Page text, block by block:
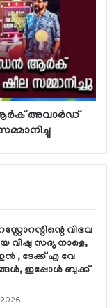
ആര്‍ക് അവാര്‍ഡ്
വിഭവ
വിഷു സദ്യ നാളെ,
, ടേക്ക് എ വേ
ഇപ്പോള്‍ ബുക്ക്